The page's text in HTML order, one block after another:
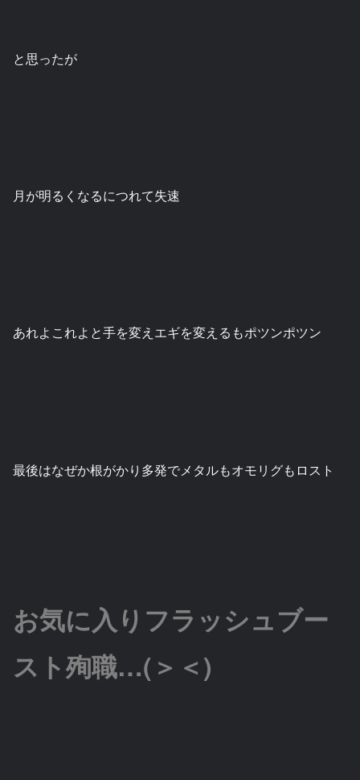
と思ったが
月が明るくなるにつれて失速
あれよこれよと手を変えエギを変えるもポツンポツン
最後はなぜか根がかり多発でメタルもオモリグもロスト
お気に入りフラッシュブー
スト殉職…(＞＜)